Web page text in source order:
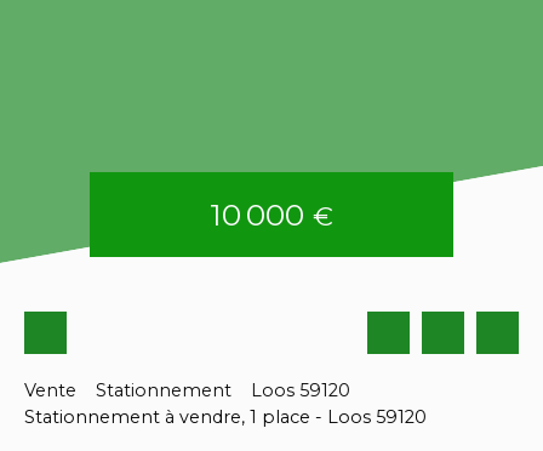
10 000 €
Vente Stationnement
Loos 59120
Stationnement à vendre, 1 place - Loos 59120